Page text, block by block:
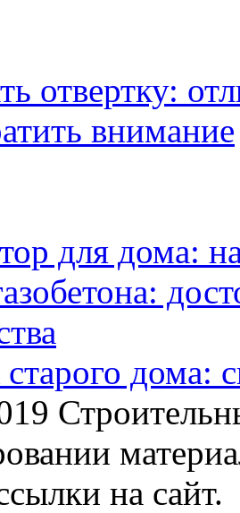
отвертку:
внимание
для дома:
дома:
на сайт.